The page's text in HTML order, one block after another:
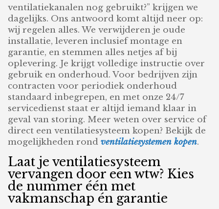
ventilatiekanalen nog gebruikt?” krijgen we
dagelijks. Ons antwoord komt altijd neer op:
wij regelen alles. We verwijderen je oude
installatie, leveren inclusief montage en
garantie, en stemmen alles netjes af bij
oplevering. Je krijgt volledige instructie over
gebruik en onderhoud. Voor bedrijven zijn
contracten voor periodiek onderhoud
standaard inbegrepen, en met onze 24/7
servicedienst staat er altijd iemand klaar in
geval van storing. Meer weten over service of
direct een ventilatiesysteem kopen? Bekijk de
mogelijkheden rondventilatiesystemen kopen.
Laat je ventilatiesysteem
vervangen door een wtw? Kies
de nummer één met
vakmanschap én garantie